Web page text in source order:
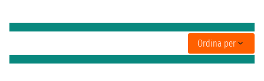
Ordina per